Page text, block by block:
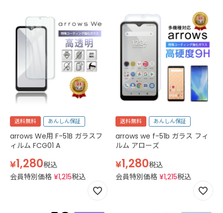
送料無料 あんしん保証
arrows We用 F-51B ガラスフ
ィルム FCG01 A
¥1,280税込
会員特別価格 ¥1,215税込
送料無料 あんしん保証
arrows we f-51b ガラス フィ
ルム アローズ
¥1,280税込
会員特別価格 ¥1,215税込